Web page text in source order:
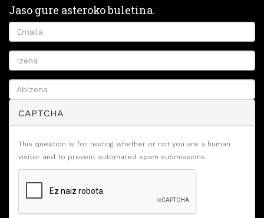
Jaso gure asteroko buletina.
CAPTCHA
This question is for testing whether or not you are a human
visitor and to prevent automated spam submissions.